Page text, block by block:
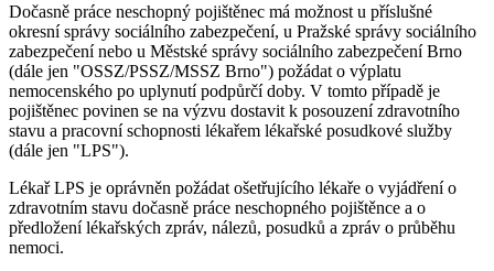
Dočasně práce neschopný pojištěnec má možnost u příslušné
okresní správy sociálního zabezpečení, u Pražské správy sociálního
zabezpečení nebo u Městské správy sociálního zabezpečení Brno
(dále jen "OSSZ/PSSZ/MSSZ Brno") požádat o výplatu
nemocenského po uplynutí podpůrčí doby. V tomto případě je
pojištěnec povinen se na výzvu dostavit k posouzení zdravotního
stavu a pracovní schopnosti lékařem lékařské posudkové služby
(dále jen "LPS").
Lékař LPS je oprávněn požádat ošetřujícího lékaře o vyjádření o
zdravotním stavu dočasně práce neschopného pojištěnce a o
předložení lékařských zpráv, nálezů, posudků a zpráv o průběhu
nemoci.